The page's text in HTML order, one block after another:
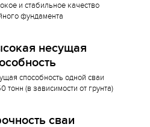
и стабильное качество
фундамента
несущая
способность одной сваи
тонн (в зависимости от грунта)
сваи